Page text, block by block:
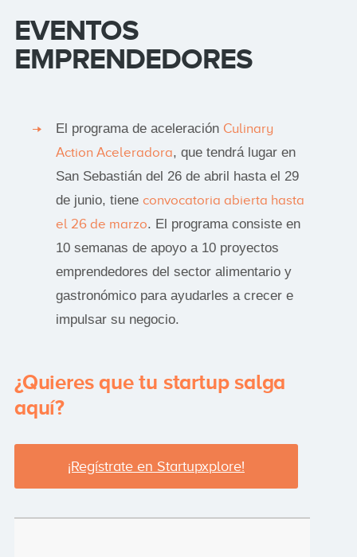
EVENTOS
EMPRENDEDORES
El programa de aceleración Culinary
Action Aceleradora, que tendrá lugar en
San Sebastián del 26 de abril hasta el 29
de junio, tiene convocatoria abierta hasta
el 26 de marzo. El programa consiste en
10 semanas de apoyo a 10 proyectos
emprendedores del sector alimentario y
gastronómico para ayudarles a crecer e
impulsar su negocio.
¿Quieres que tu startup salga
aquí?
¡Regístrate en Startupxplore!